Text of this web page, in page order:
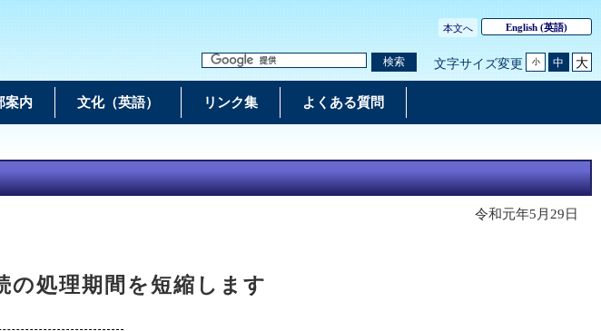
本文へ English(英語)
検索 文字サイズ変更 小 中 大
案内 文化（英語） リンク集 よくある質問
令和元年5月29日
の処理期間を短縮します